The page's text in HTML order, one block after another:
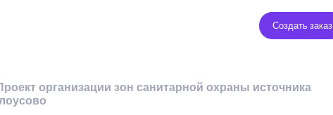
Создать заказ
организации зон санитарной охраны источника